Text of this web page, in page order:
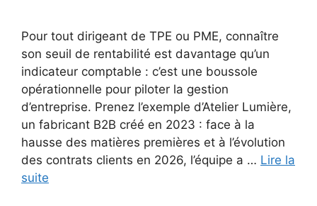
Pour tout dirigeant de TPE ou PME, connaître
son seuil de rentabilité est davantage qu’un
indicateur comptable : c’est une boussole
opérationnelle pour piloter la gestion
d’entreprise. Prenez l’exemple d’Atelier Lumière,
un fabricant B2B créé en 2023 : face à la
hausse des matières premières et à l’évolution
des contrats clients en 2026, l’équipe a … Lire la
suite